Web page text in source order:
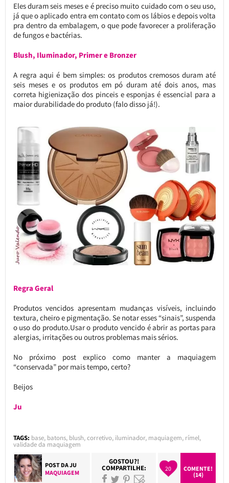
Eles duram seis meses e é preciso muito cuidado com o seu uso,
já que o aplicado entra em contato com os lábios e depois volta
pra dentro da embalagem, o que pode favorecer a proliferação
de fungos e bactérias.
Blush, Iluminador, Primer e Bronzer
A regra aqui é bem simples: os produtos cremosos duram até
seis meses e os produtos em pó duram até dois anos, mas
correta higienização dos pinceis e esponjas é essencial para a
maior durabilidade do produto (falo disso já!).
Regra Geral
Produtos vencidos apresentam mudanças visíveis, incluindo
textura, cheiro e pigmentação. Se notar esses “sinais”, suspenda
o uso do produto.Usar o produto vencido é abrir as portas para
alergias, irritações ou outros problemas mais sérios.
No próximo post explico como manter a maquiagem
“conservada” por mais tempo, certo?
Beijos
Ju
TAGS: base, batons, blush,corretivo, iluminador, maquiagem, rímel,
validade da maquiagem
POST DAJU
MAQUIAGEM
GOSTOU?!
COMPARTILHE: 20
COMENTE!
(14)